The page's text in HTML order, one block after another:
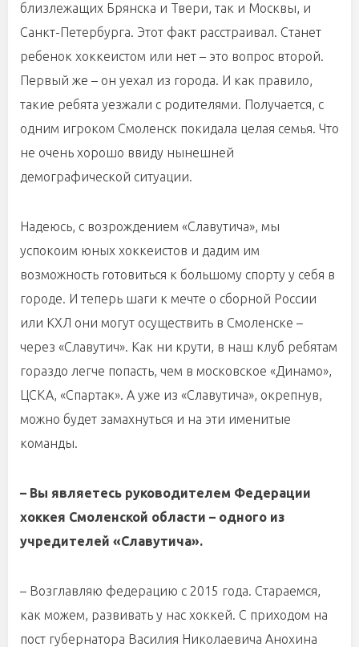
близлежащих Брянска и Твери, так и Москвы, и
Санкт-Петербурга. Этот факт расстраивал. Станет
ребенок хоккеистом или нет – это вопрос второй.
Первый же – он уехал из города. И как правило,
такие ребята уезжали с родителями. Получается, с
одним игроком Смоленск покидала целая семья. Что
не очень хорошо ввиду нынешней
демографической ситуации.
Надеюсь, с возрождением «Славутича», мы
успокоим юных хоккеистов и дадим им
возможность готовиться к большому спорту у себя в
городе. И теперь шаги к мечте о сборной России
или КХЛ они могут осуществить в Смоленске –
через «Славутич». Как ни крути, в наш клуб ребятам
гораздо легче попасть, чем в московское «Динамо»,
ЦСКА, «Спартак». А уже из «Славутича», окрепнув,
можно будет замахнуться и на эти именитые
команды.
– Вы являетесь руководителем Федерации
хоккея Смоленской области – одного из
учредителей «Славутича».
– Возглавляю федерацию с 2015 года. Стараемся,
как можем, развивать у нас хоккей. С приходом на
пост губернатора Василия Николаевича Анохина